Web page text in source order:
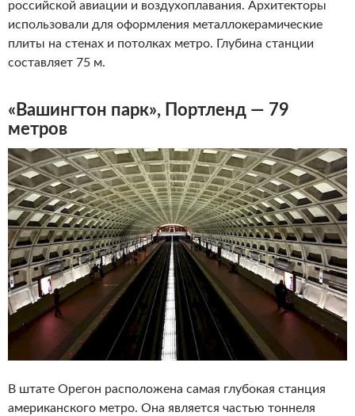
российской авиации и воздухоплавания. Архитекторы
использовали для оформления металлокерамические
плиты на стенах и потолках метро. Глубина станции
составляет 75 м.
«Вашингтон парк», Портленд — 79
метров
В штате Орегон расположена самая глубокая станция
американского метро. Она является частью тоннеля